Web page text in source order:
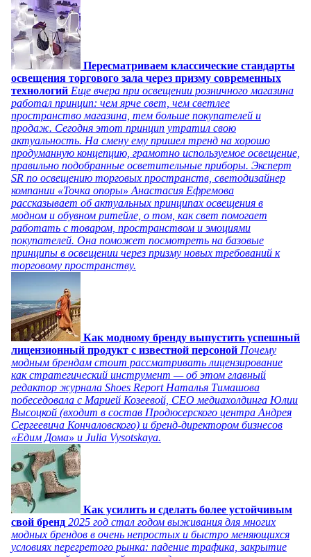
Пересматриваем классические стандарты
освещения торгового зала через призму современных
технологий Еще вчера при освещении розничного магазина
работал принцип: чем ярче свет, чем светлее
пространство магазина, тем больше покупателей и
продаж. Сегодня этот принцип утратил свою
актуальность. На смену ему пришел тренд на хорошо
продуманную концепцию, грамотно используемое освещение,
правильно подобранные осветительные приборы. Эксперт
SR по освещению торговых пространств, светодизайнер
компании «Точка опоры» Анастасия Ефремова
рассказывает об актуальных принципах освещения в
модном и обувном ритейле, о том, как свет помогает
работать с товаром, пространством и эмоциями
покупателей. Она поможет посмотреть на базовые
принципы в освещении через призму новых требований к
торговому пространству.
Как модному бренду выпустить успешный
лицензионный продукт с известной персоной Почему
модным брендам стоит рассматривать лицензирование
как стратегический инструмент — об этом главный
редактор журнала Shoes Report Наталья Тимашова
побеседовала с Марией Козеевой, СЕО медиахолдинга Юлии
Высоцкой (входит в состав Продюсерского центра Андрея
Сергеевича Кончаловского) и бренд-директором бизнесов
«Едим Дома» и Julia Vysotskaya.
Как усилить и сделать более устойчивым
свой бренд 2025 год стал годом выживания для многих
модных брендов в очень непростых и быстро меняющихся
условиях перегретого рынка: падение трафика, закрытие